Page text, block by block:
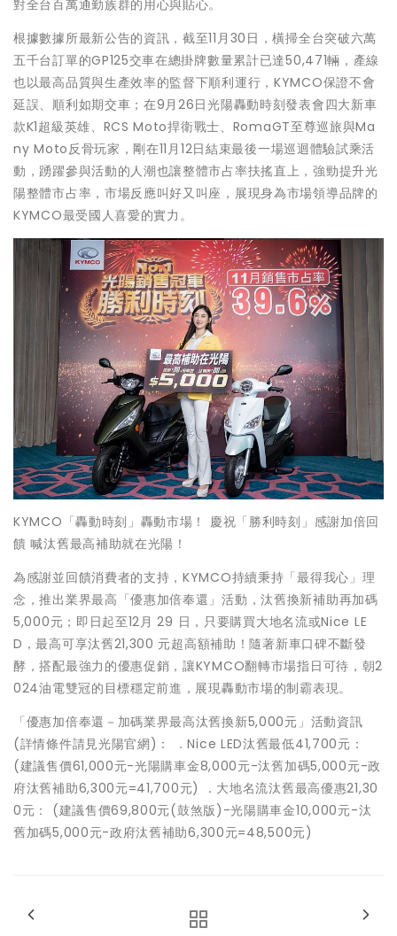
對全台百萬通勤族群的用心與貼心。
根據數據所最新公告的資訊，截至11月30日，橫掃全台突破六萬
五千台訂單的GP125交車在總掛牌數量累計已達50,471輛，產線
也以最高品質與生產效率的監督下順利運行，KYMCO保證不會
延誤、順利如期交車；在9月26日光陽轟動時刻發表會四大新車
款K1超級英雄、RCS Moto捍衛戰士、RomaGT至尊巡旅與Ma
ny Moto反骨玩家，剛在11月12日結束最後一場巡迴體驗試乘活
動，踴躍參與活動的人潮也讓整體市占率扶搖直上，強勁提升光
陽整體市占率，市場反應叫好又叫座，展現身為市場領導品牌的
KYMCO最受國人喜愛的實力。
KYMCO「轟動時刻」轟動市場！ 慶祝「勝利時刻」感謝加倍回
饋 喊汰舊最高補助就在光陽！
為感謝並回饋消費者的支持，KYMCO持續秉持「最得我心」理
念，推出業界最高「優惠加倍奉還」活動，汰舊換新補助再加碼
5,000元；即日起至12月 29 日，只要購買大地名流或Nice LE
D，最高可享汰舊21,300 元超高額補助！隨著新車口碑不斷發
酵，搭配最強力的優惠促銷，讓KYMCO翻轉市場指日可待，朝2
024油電雙冠的目標穩定前進，展現轟動市場的制霸表現。
「優惠加倍奉還－加碼業界最高汰舊換新5,000元」活動資訊
(詳情條件請見光陽官網)： ．Nice LED汰舊最低41,700元：
(建議售價61,000元-光陽購車金8,000元-汰舊加碼5,000元-政
府汰舊補助6,300元=41,700元) ．大地名流汰舊最高優惠21,30
0元： (建議售價69,800元(鼓煞版)-光陽購車金10,000元-汰
舊加碼5,000元-政府汰舊補助6,300元=48,500元)